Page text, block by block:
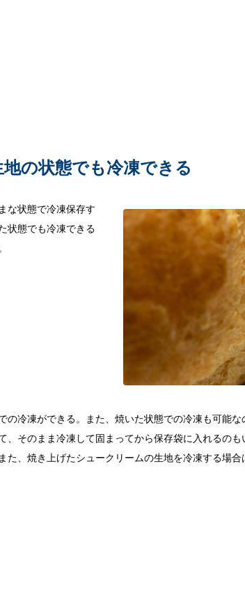
の状態でも冷凍できる
な状態で冷凍保存す
状態でも冷凍できる
の冷凍ができる。また、焼いた状態での冷凍も可能
、そのまま冷凍して固まってから保存袋に入れるの
、焼き上げたシュークリームの生地を冷凍する場合